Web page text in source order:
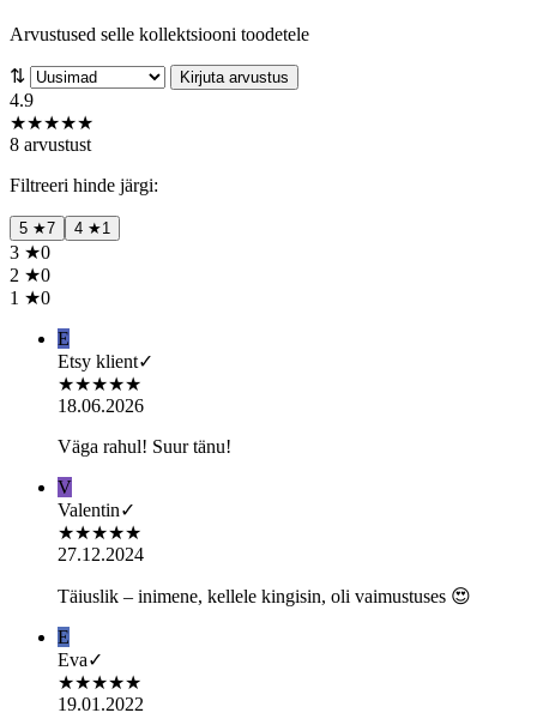
Arvustused selle kollektsiooni toodetele
⇅ Kirjuta arvustus
4.9
★★★★★
8 arvustust
Filtreeri hinde järgi:
5 ★7 4 ★1
3 ★0
2 ★0
1 ★0
E
Etsy klient✓
★★★★★
18.06.2026
Väga rahul! Suur tänu!
V
Valentin✓
★★★★★
27.12.2024
Täiuslik – inimene, kellele kingisin, oli vaimustuses 😍
E
Eva✓
★★★★★
19.01.2022